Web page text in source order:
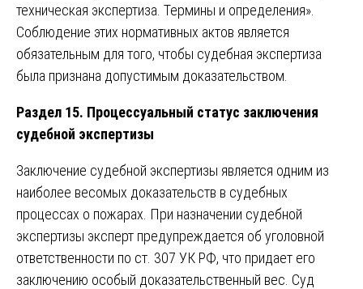
техническая экспертиза. Термины и определения».
Соблюдение этих нормативных актов является
обязательным для того, чтобы судебная экспертиза
была признана допустимым доказательством.
Раздел 15. Процессуальный статус заключения
судебной экспертизы
Заключение судебной экспертизы является одним из
наиболее весомых доказательств в судебных
процессах о пожарах. При назначении судебной
экспертизы эксперт предупреждается об уголовной
ответственности по ст. 307 УК РФ, что придает его
заключению особый доказательственный вес. Суд